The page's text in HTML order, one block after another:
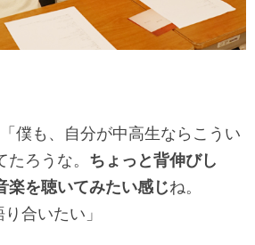
「僕も、自分が中高生ならこうい
ろうな。 ちょっと背伸びし
楽を聴いてみたい感じね。
合いたい」